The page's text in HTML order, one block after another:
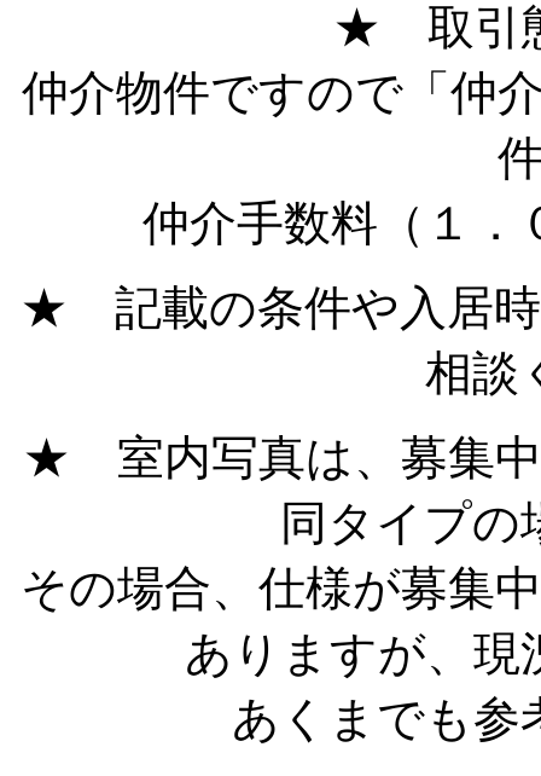
★ 取引
仲介物件ですので「仲
仲介手数料（１．
★ 記載の条件や入居時
相談
★ 室内写真は、募集中
同タイプの
その場合、仕様が募集
ありますが、現
あくまでも参